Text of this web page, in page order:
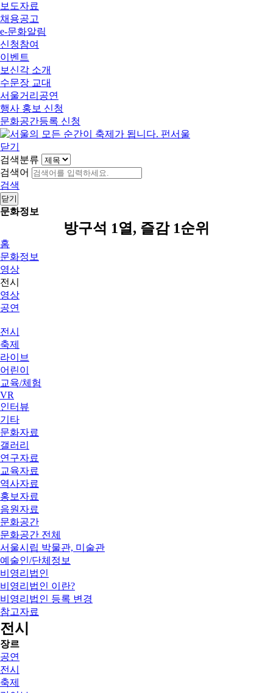
보도자료
채용공고
e-문화알림
신청참여
이벤트
보신각 소개
수문장 교대
서울거리공연
행사 홍보 신청
문화공간등록 신청
닫기
검색분류
검색어
검색
닫기
문화정보
방구석 1열, 즐감 1순위
홈
문화정보
영상
전시
영상
공연
전시
축제
라이브
어린이
교육/체험
VR
인터뷰
기타
문화자료
갤러리
연구자료
교육자료
역사자료
홍보자료
음원자료
문화공간
문화공간 전체
서울시립 박물관, 미술관
예술인/단체정보
비영리법인
비영리법인 이란?
비영리법인 등록 변경
참고자료
전시
장르
공연
전시
축제